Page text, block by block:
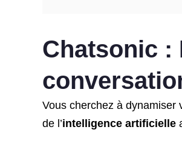
Chatsonic :
Vous cherchez à dynamiser
de l’intelligence artificielle